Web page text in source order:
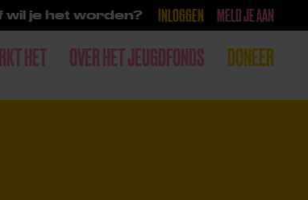
wil je het worden? INLOGGEN MELD JE AAN
HET OVER HET JEUGDFONDS DONEER